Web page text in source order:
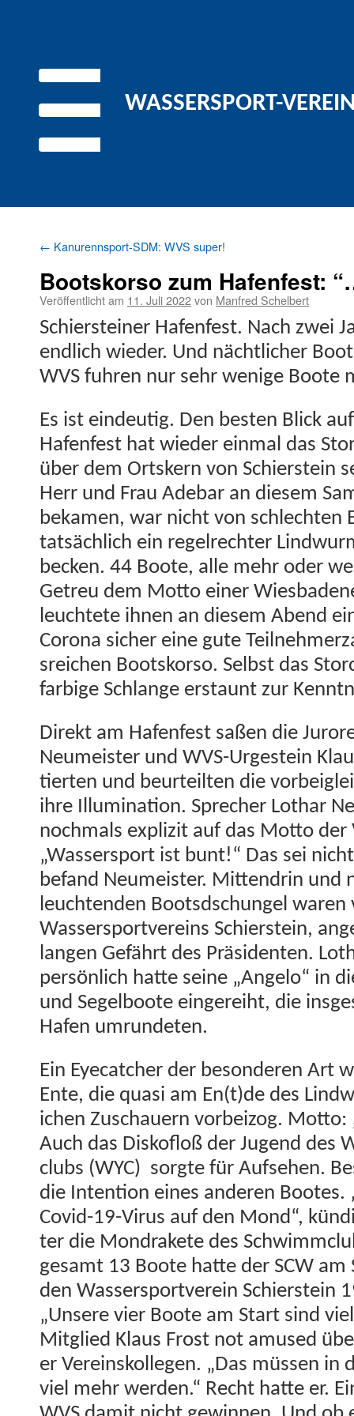
WASSERSPORT-
← Kanurennsport-SDM: WVS super!
Bootskorso zum Hafenfest:
Veröffentlicht am 11. Juli 2022von Manfred Schelbert
Schier­stein­er Hafen­fest. Nach zwei
endlich wieder. Und nächtlich­er
WVS fuhren nur sehr wenige Boote
Es ist ein­deutig. Den besten Blick
Hafen­fest hat wieder ein­mal das
über dem Ortskern von Schier­stein
Herr und Frau Ade­bar an diesem
beka­men, war nicht von schlecht­en
tat­säch­lich ein regel­rechter
beck­en. 44 Boote, alle mehr oder
Getreu dem Mot­to ein­er
leuchtete ihnen an diesem Abend
Coro­na sich­er eine gute
sre­ichen Boot­sko­r­so. Selb­st das
far­bige Schlange erstaunt zur
Direkt am Hafen­fest saßen die
Neumeis­ter und WVS-Urgestein
tierten und beurteil­ten die
ihre Illu­mi­na­tion. Sprech­er Lothar
nochmals expliz­it auf das Mot­to der
„Wasser­sport ist bunt!“ Das sei
befand Neumeis­ter. Mit­ten­drin und
leuch­t­en­den Boots­d­schun­gel waren
Wasser­sportvere­ins Schier­stein,
lan­gen Gefährt des Präsi­den­ten.
per­sön­lich hat­te seine „Ange­lo“ in
und Segel­boote ein­gerei­ht, die
Hafen umrundeten.
Ein Eye­catch­er der beson­deren Art
Ente, die qua­si am En(t)de des
ichen Zuschauern vor­beizog. Mot­to:
Auch das Diskofloß der Jugend des
clubs (WYC) sorgte für Auf­se­hen.
die Inten­tion eines anderen Bootes.
Covid-19-Virus auf den Mond“,
ter die Mon­drakete des
ge­samt 13 Boote hat­te der SCW
den Wasser­sportvere­in Schier­stein
„Unsere vier Boote am Start sind
Mit­glied Klaus Frost not amused
er Vere­in­skol­le­gen. „Das müssen in
viel mehr wer­den.“ Recht hat­te er.